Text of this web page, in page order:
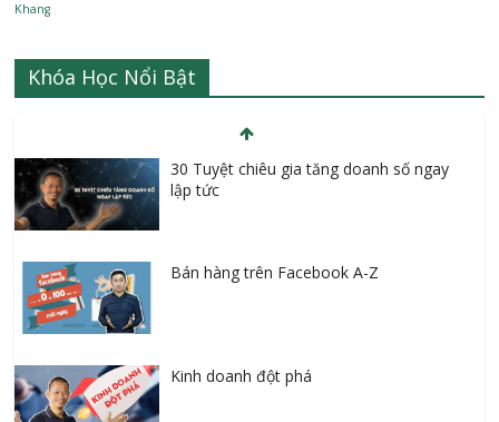
Khang
Khóa Học Nổi Bật
30 Tuyệt chiêu gia tăng doanh số ngay
lập tức
Bán hàng trên Facebook A-Z
Kinh doanh đột phá